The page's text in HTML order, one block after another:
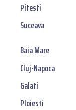
Pitesti
Suceava
Baia Mare
Cluj-Napoca
Galati
Ploiesti